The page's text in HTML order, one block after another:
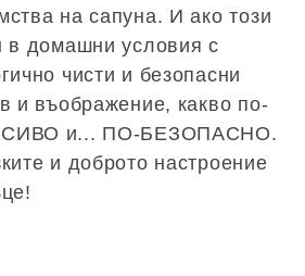
на сапуна. И ако този
в домашни условия с
чисти и безопасни
и въображение, какво по-
и... ПО-БЕЗОПАСНО.
и доброто настроение